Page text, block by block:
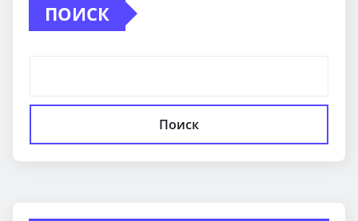
ПОИСК
Поиск